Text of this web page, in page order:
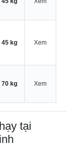
45 kg Xem
70 kg Xem
tại